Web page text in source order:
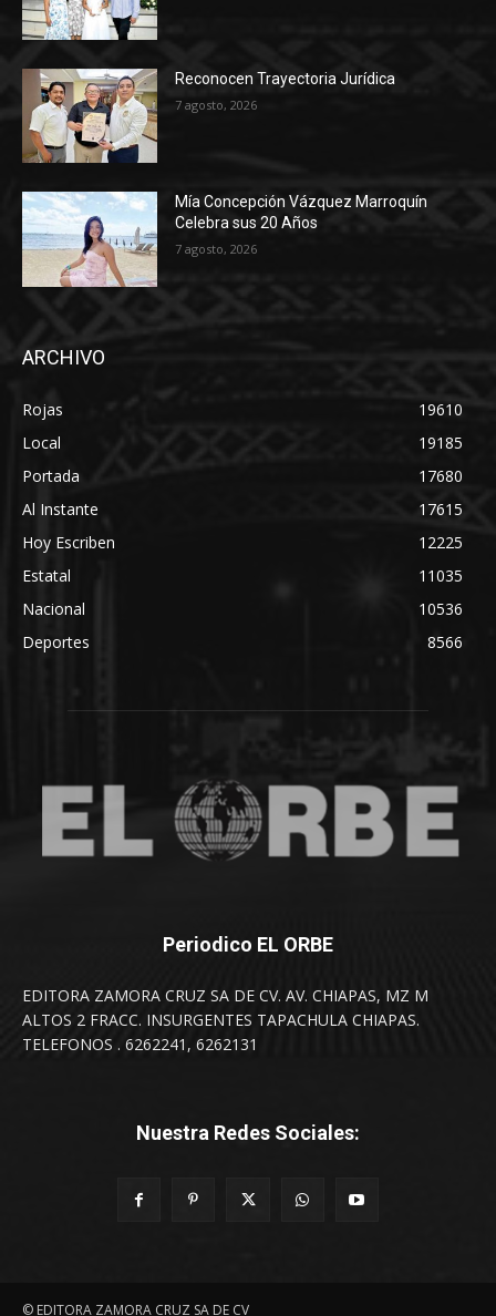
Reconocen Trayectoria Jurídica
7 agosto, 2026
Mía Concepción Vázquez Marroquín
Celebra sus 20 Años
7 agosto, 2026
ARCHIVO
Rojas
19610
Local
19185
Portada
17680
Al Instante
17615
Hoy Escriben
12225
Estatal
11035
Nacional
10536
Deportes
8566
Periodico EL ORBE
EDITORA ZAMORA CRUZ SA DE CV. AV. CHIAPAS, MZ M
ALTOS 2 FRACC. INSURGENTES TAPACHULA CHIAPAS.
TELEFONOS . 6262241, 6262131
Nuestra Redes Sociales:
© EDITORA ZAMORA CRUZ SA DE CV